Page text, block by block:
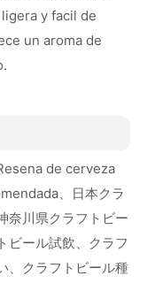
y facil de
un aroma de
de cerveza
、日本クラ
奈川県クラフトビー
ビール試飲、クラフ
、クラフトビール種